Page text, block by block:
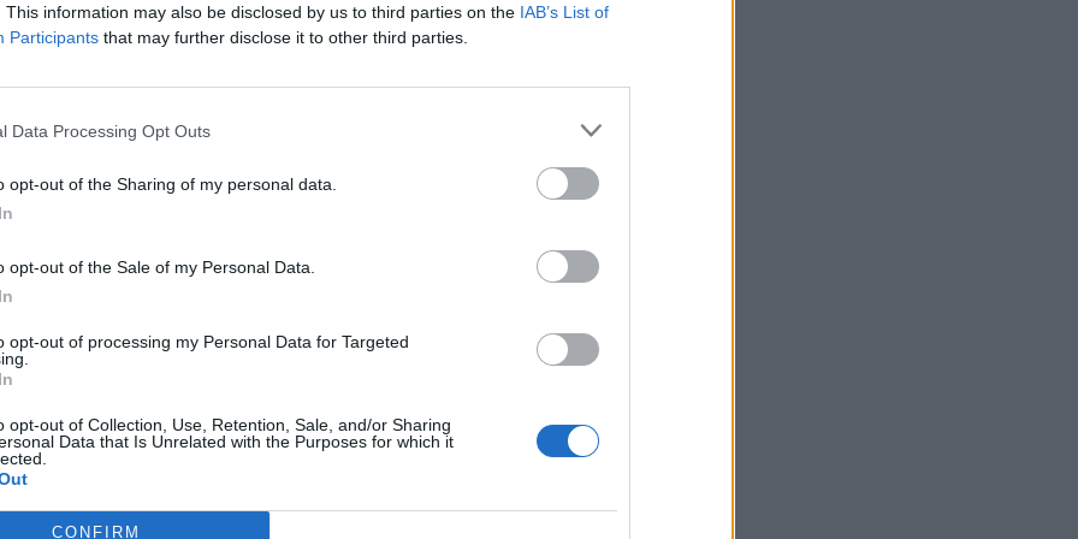
This information may also be disclosed by us to third parties on the IAB’s List of
Participants that may further disclose it to other third parties.
Data Processing Opt Outs
opt-out of the Sharing of my personal data.
opt-out of the Sale of my Personal Data.
opt-out of processing my Personal Data for Targeted
opt-out of Collection, Use, Retention, Sale, and/or Sharing
Data that Is Unrelated with the Purposes for which it
CONFIRM
Európa számos bankjával, köztük az OTP-vel - működik már együtt az
elleni védekezés és a digitális személyazonosság-ellenőrzés területén.
portfolio.hu hírarchívumához tartozik, melynek olvasása előfizetéses
tartalmazza:
cikkarchívum
elmúlt 2 év napon belüli
Előfizetés